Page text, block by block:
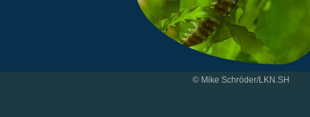
© Mike Schröder/LKN.SH